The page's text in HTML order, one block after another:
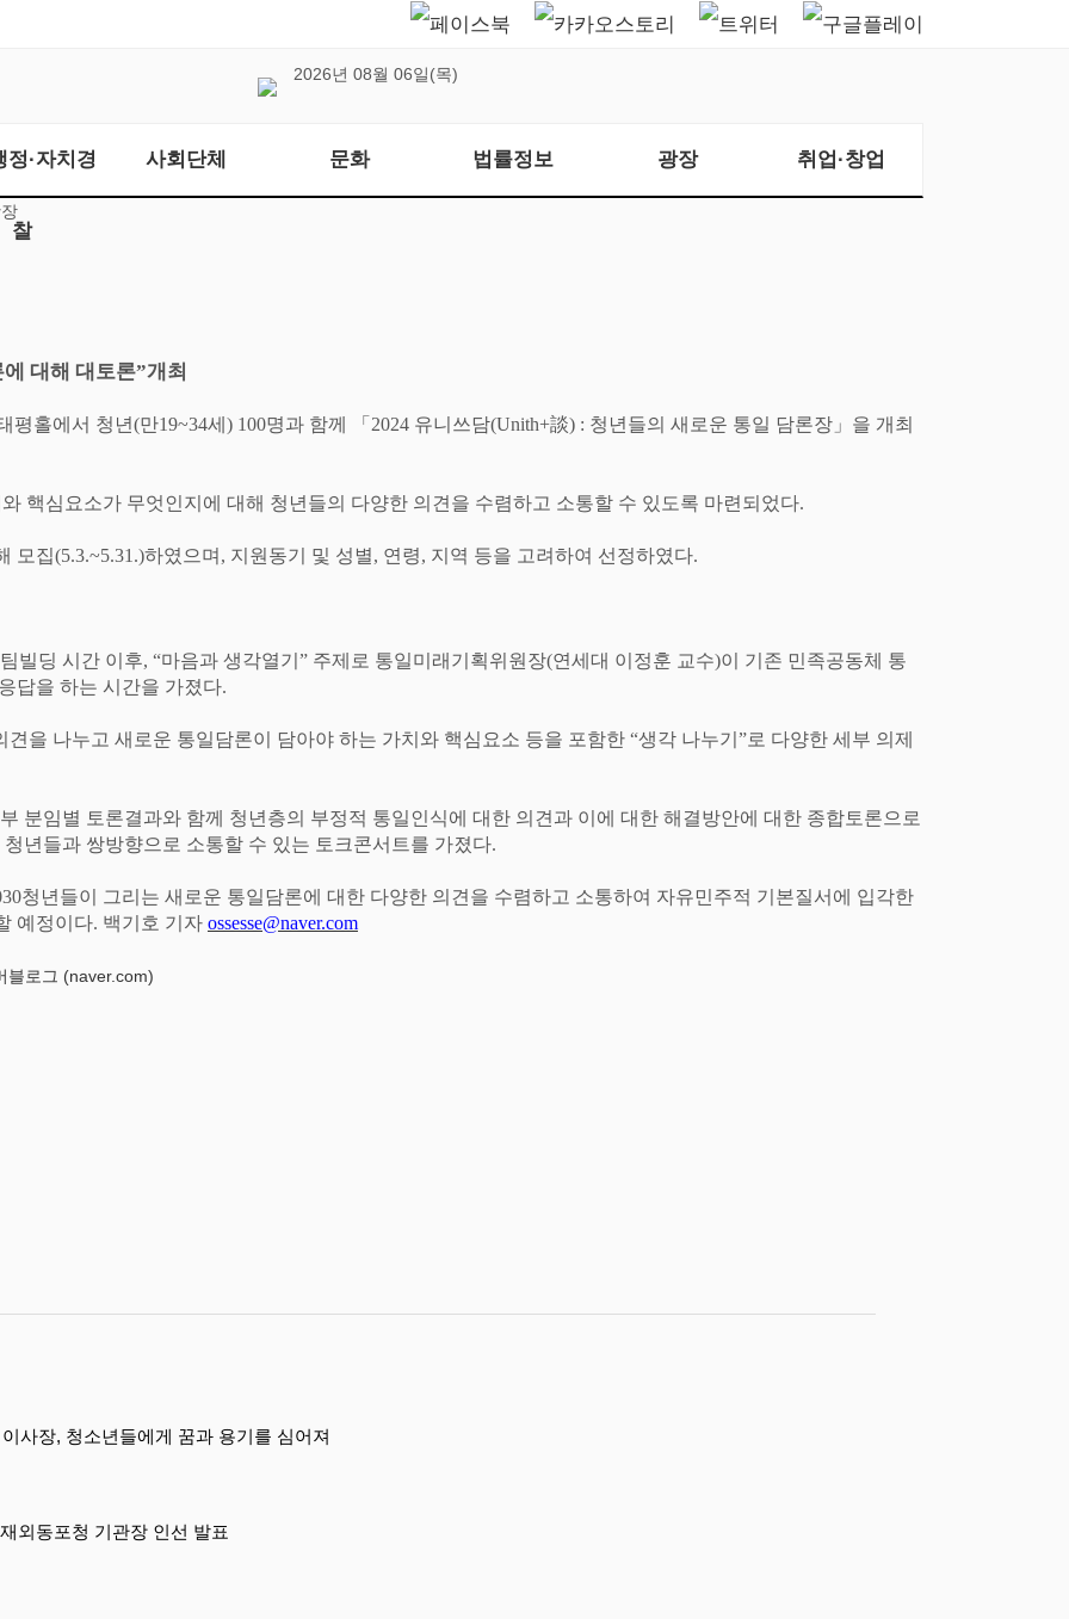
2026년 08월 06일(목)
정·자치경
찰
사회단체 문화 법률정보 광장 취업·창업
대해 대토론”개최
평홀에서 청년(만19~34세 ) 100명과 함께 「 2024 유니쓰담(Unith+談) : 청년들의 새로운 통일 담론장 」 을 개최
핵심요소가 무엇인지에 대해 청년들의 다양한 의견을 수렴하고 소통할 수 있도록 마련되었다.
모집(5.3.~5.31.)하였으며 , 지원동기 및 성별, 연령, 지역 등을 고려하여 선정하였다.
빌딩 시간 이후, “마음과 생각열기 ” 주제로 통일미래기획위원장(연세대 이정훈 교수)이 기존 민족공동체 통
답을 하는 시간을 가졌다.
견을 나누고 새로운 통일담론이 담아야 하는 가치와 핵심요소 등을 포함한 “생각 나누기 ”로 다양한 세부 의제
부 분임별 토론결과와 함께 청년층의 부정적 통일인식에 대한 의견과 이에 대한 해결방안에 대한 종합토론으로
청년들과 쌍방향으로 소통할 수 있는 토크콘서트를 가졌다.
청년들이 그리는 새로운 통일담론에 대한 다양한 의견을 수렴하고 소통하여 자유민주적 기본질서에 입각한
예정이다. 백기호 기자 ossesse@naver.com
블로그 (naver.com)
사장, 청소년들에게 꿈과 용기를 심어져
외동포청 기관장 인선 발표